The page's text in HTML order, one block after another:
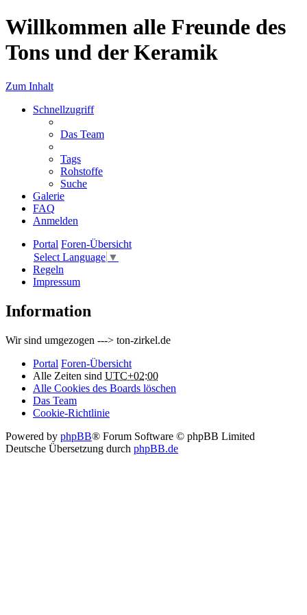
Willkommen alle Freunde des
Tons und der Keramik
Zum Inhalt
Schnellzugriff
Das Team
Tags
Rohstoffe
Suche
Galerie
FAQ
Anmelden
Portal Foren-Übersicht
Select Language ▼
Regeln
Impressum
Information
Wir sind umgezogen ---> ton-zirkel.de
Portal Foren-Übersicht
Alle Zeiten sind UTC+02:00
Alle Cookies des Boards löschen
Das Team
Cookie-Richtlinie
Powered by phpBB® Forum Software © phpBB Limited
Deutsche Übersetzung durch phpBB.de